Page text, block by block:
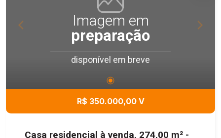
Imagem em
preparação
disponível em breve
R$ 350.000,00 V
Casa residencial à venda, 274,00 m² -